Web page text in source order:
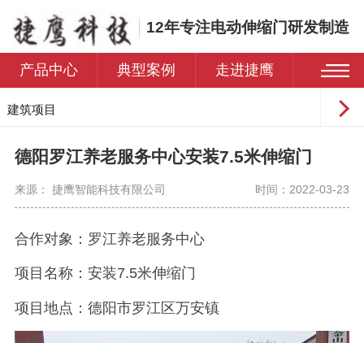
12年专注电动伸缩门研发制造
产品中心 典型案例 走进捷鹰
建筑项目
学校
医院
德阳罗江养老服务中心安装7.5米伸缩门
来源： 捷鹰智能科技有限公司 时间：2022-03-23
合作对象： 罗江养老服务中心
项目名称： 安装7.5米伸缩门
项目地点：德阳市罗江区万安镇